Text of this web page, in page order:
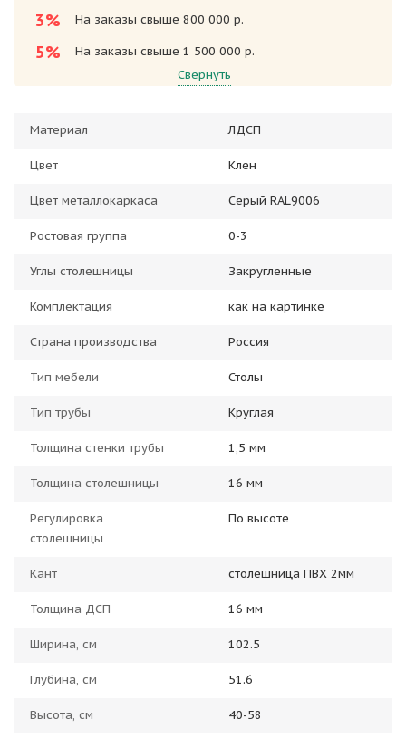
3% На заказы свыше 800 000 р.
5%
На заказы свыше 1 500 000 р.
Свернуть
Материал ЛДСП
Цвет Клен
Цвет металлокаркаса Серый RAL9006
Ростовая группа 0-3
Углы столешницы Закругленные
Комплектация как на картинке
Страна производства Россия
Тип мебели Столы
Тип трубы Круглая
Толщина стенки трубы 1,5 мм
Толщина столешницы 16 мм
Регулировка
столешницы
По высоте
Кант столешница ПВХ 2мм
Толщина ДСП 16 мм
Ширина, см 102.5
Глубина, см 51.6
Высота, см 40-58